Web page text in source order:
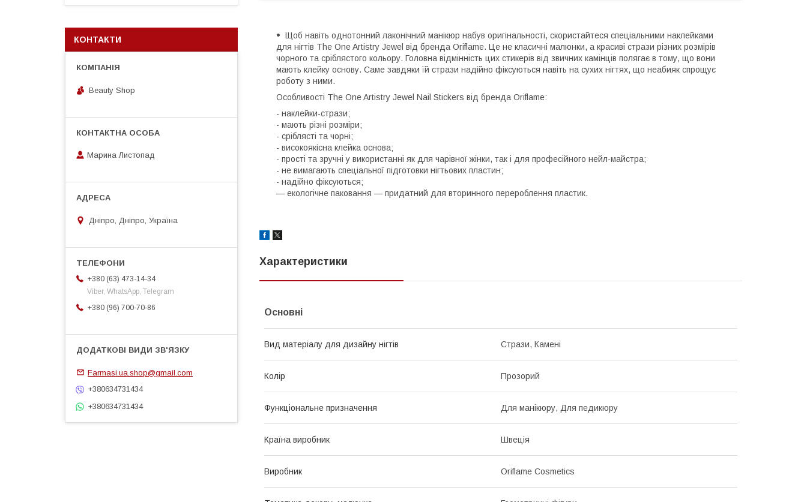
Щоб навіть однотонний лаконічний манікюр набув оригінальності, скористайтеся спеціальними наклейками
для нігтів The One Artistry Jewel від бренда Oriflame. Це не класичні малюнки, а красиві стрази різних розмірів
чорного та сріблястого кольору. Головна відмінність цих стикерів від звичних камінців полягає в тому, що вони
мають клейку основу. Саме завдяки їй стрази надійно фіксуються навіть на сухих нігтях, що неабияк спрощує
роботу з ними.
Особливості The One Artistry Jewel Nail Stickers від бренда Oriflame:
- наклейки-стрази;
- мають різні розміри;
- сріблясті та чорні;
- високоякісна клейка основа;
- прості та зручні у використанні як для чарівної жінки, так і для професійного нейл-майстра;
- не вимагають спеціальної підготовки нігтьових пластин;
- надійно фіксуються;
— екологічне паковання — придатний для вторинного перероблення пластик.
Характеристики
Основні
Вид матеріалу для дизайну нігтів Стрази, Камені
Колір Прозорий
Функціональне призначення Для манікюру, Для педикюру
Країна виробник Швеція
Виробник Oriflame Cosmetics
КОНТАКТИ
Beauty Shop
Марина Листопад
Дніпро, Дніпро, Україна
+380 (63) 473-14-34
Viber, WhatsApp, Telegram
+380 (96) 700-70-86
Farmasi.ua.shop@gmail.com
+380634731434
+380634731434